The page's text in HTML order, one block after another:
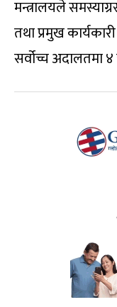
मन्त्रालयले
तथा प्रमुख
सर्वोच्च अदालतमा